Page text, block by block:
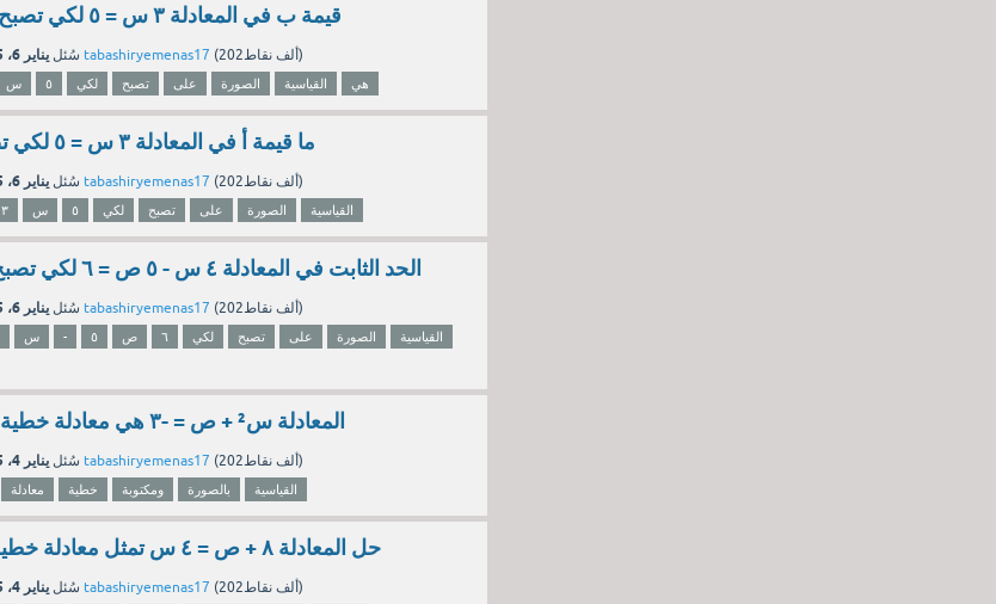
قيمة ب في المعادلة ٣ س = ٥ لكي تصبح على الصورة القياسية هي
سُئل يناير 6، 2025 tabashiryemenas17 ( 202ألف نقاط)
س ٥ لكي تصبح على الصورة القياسية هي
ما قيمة أ في المعادلة ٣ س = ٥ لكي تصبح على الصورة القياسية
سُئل يناير 6، 2025 tabashiryemenas17 ( 202ألفنقاط)
٣ س ٥ لكي تصبح على الصورة القياسية
الحد الثابت في المعادلة ٤ س - ٥ ص = ٦ لكي تصبح على الصورة القياسية هو
سُئل يناير 6، 2025 tabashiryemenas17 ( 202ألفنقاط)
س - ٥ ص ٦ لكي تصبح على الصورة
القياسية
المعادلة س² + ص = -٣ هي معادلة خطية ومكتوبة بالصورة القياسية
سُئل يناير 4، 2025 tabashiryemenas17 ( 202ألفنقاط)
معادلة خطية ومكتوبة بالصورة القياسية
حل المعادلة ٨ + ص = ٤ س تمثل معادلة خطية مكتوبة بالصورة القياسية
سُئل يناير 4، 2025 tabashiryemenas17 ( 202ألفنقاط)